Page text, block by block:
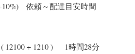
依頼～配達目安時間
12100 + 1210 ) 1時間28分